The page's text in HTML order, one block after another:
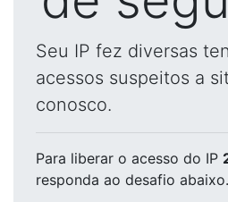
Seu IP fez diversas
acessos suspeitos a
conosco.
Para liberar o acesso do IP
responda ao desafio abaixo.